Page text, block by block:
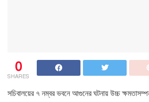
0
SHARES
সচিবালয়ের ৭ নম্বর ভবনে আগুনের ঘটনায় উচ্চ